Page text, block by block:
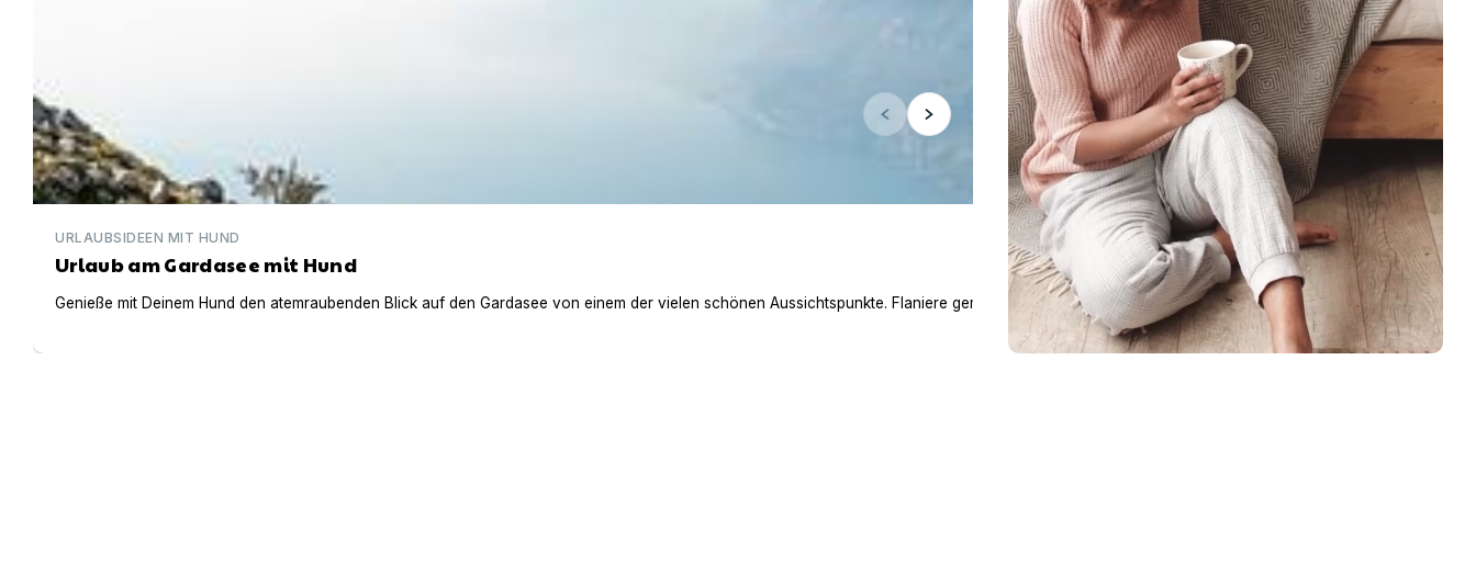
URLAUBSIDEEN MIT HUND
Urlaub am Gardasee mit Hund
Genieße mit Deinem Hund den atemraubenden Blick auf den Gardasee von einem der vielen schönen Aussichtspunkte. Flaniere gemütlich bei Abendstimmung mit einem Eis in der Hand am Ufer entlang.